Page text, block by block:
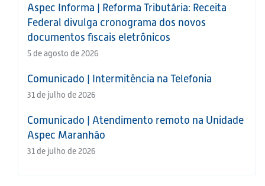
Aspec Informa | Reforma Tributária: Receita
Federal divulga cronograma dos novos
documentos fiscais eletrônicos
5 de agosto de 2026
Comunicado | Intermitência na Telefonia
31 de julho de 2026
Comunicado | Atendimento remoto na Unidade
Aspec Maranhão
31 de julho de 2026